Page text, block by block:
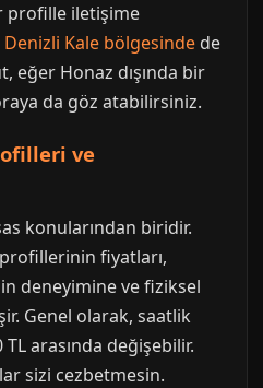
profille iletişime
Denizli Kale bölgesinde de
eğer Honaz dışında bir
da göz atabilirsiniz.
ve
konularından biridir.
profillerinin fiyatları,
deneyimine ve fiziksel
Genel olarak, saatlik
arasında değişebilir.
sizi cezbetmesin.